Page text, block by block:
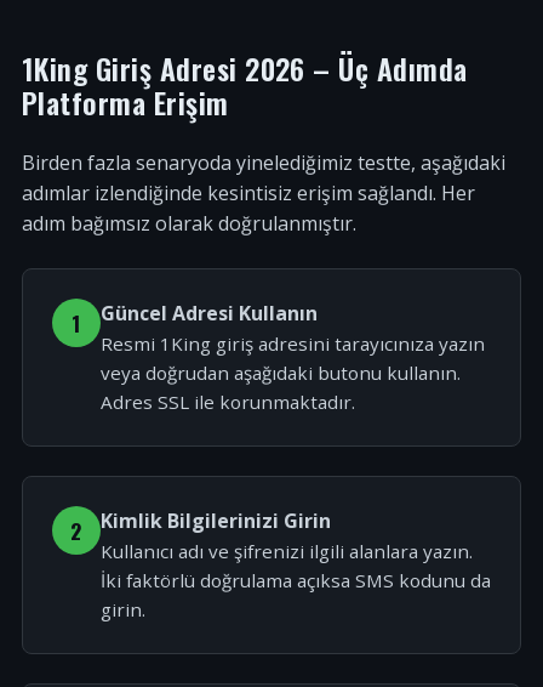
1King Giriş Adresi 2026 – Üç Adımda
Platforma Erişim
Birden fazla senaryoda yinelediğimiz testte, aşağıdaki
adımlar izlendiğinde kesintisiz erişim sağlandı. Her
adım bağımsız olarak doğrulanmıştır.
1 Güncel Adresi Kullanın
Resmi 1King giriş adresini tarayıcınıza yazın
veya doğrudan aşağıdaki butonu kullanın.
Adres SSL ile korunmaktadır.
2 Kimlik Bilgilerinizi Girin
Kullanıcı adı ve şifrenizi ilgili alanlara yazın.
İki faktörlü doğrulama açıksa SMS kodunu da
girin.